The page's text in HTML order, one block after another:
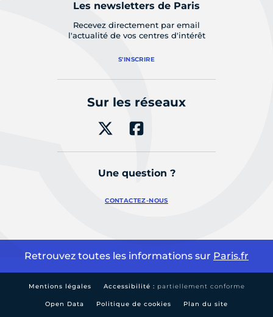
Les newsletters de Paris
Recevez directement par email
l'actualité de vos centres d'intérêt
S'INSCRIRE
Sur les réseaux
Une question ?
CONTACTEZ-NOUS
Retrouvez toutes les informations sur Paris.fr
Mentions légales Accessibilité : partiellement conforme
Open Data Politique de cookies Plan du site